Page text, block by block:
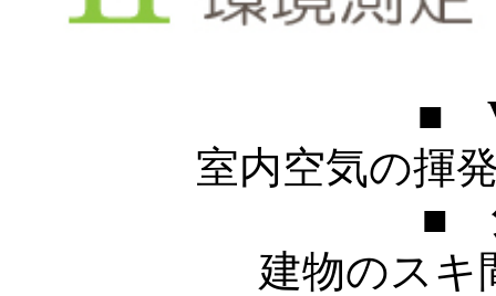
■
室内空気の揮発
■
建物のスキ